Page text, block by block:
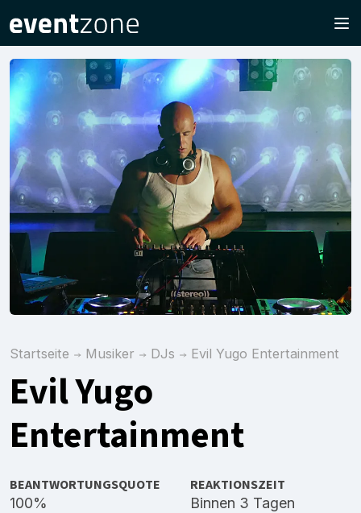
Startseite Musiker DJs Evil Yugo Entertainment
Evil Yugo
Entertainment
BEANTWORTUNGSQUOTE
100%
REAKTIONSZEIT
Binnen 3 Tagen